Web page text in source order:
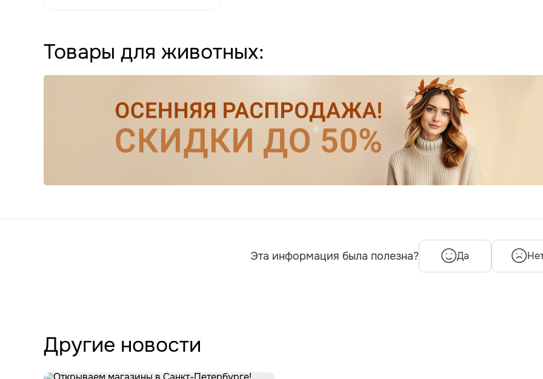
Товары для животных:
Эта информация была полезна? Да
Другие новости